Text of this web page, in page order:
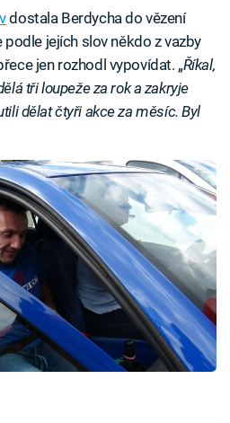
dostala Berdycha do vězení
jejích slov někdo z vazby
jen rozhodl vypovídat. „Říkal,
tři loupeže za rok a zakryje
dělat čtyři akce za měsíc. Byl